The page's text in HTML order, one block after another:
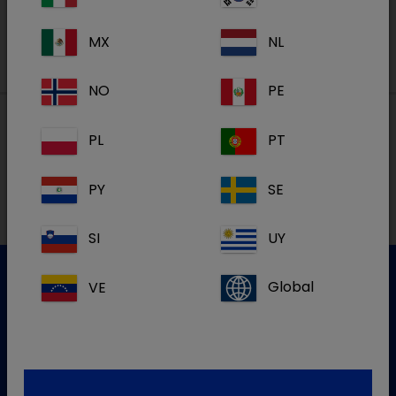
Lokalne adrese
korisnike
MX NL
NO PE
PL PT
PY SE
SI UY
VE Global